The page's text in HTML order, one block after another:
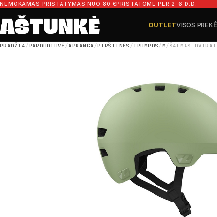
Pereiti prie turinio
NEMOKAMAS PRISTATYMAS NUO 80 €PRISTATOME PER 2–6 D.D.
OUTLETVISOS
Ieškoti dalių
Ieškoti
PRADŽIA/PARDUOTUVĖ/APRANGA /PIRŠTINĖS /TRUMPOS/M/ ŠALMAS